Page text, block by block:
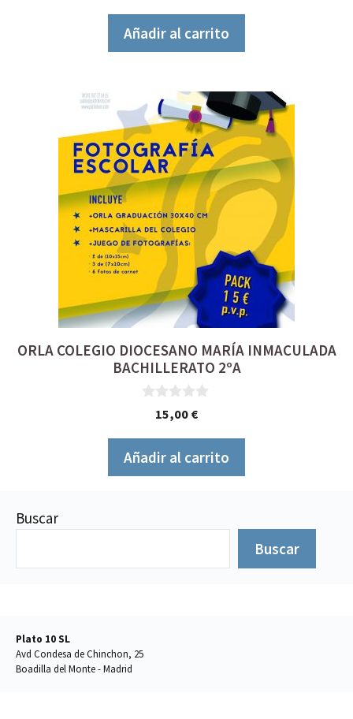
Añadir al carrito
ORLA COLEGIO DIOCESANO MARÍA INMACULADA
BACHILLERATO 2ºA
15,00 €
Añadir al carrito
Buscar
Buscar
Plato 10 SL
Avd Condesa de Chinchon, 25
Boadilla del Monte - Madrid